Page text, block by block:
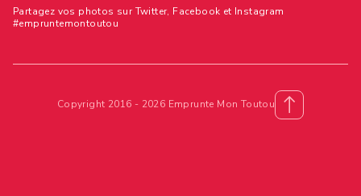
Partagez vos photos sur Twitter, Facebook et Instagram
#empruntemontoutou
Copyright 2016 - 2026 Emprunte Mon Toutou